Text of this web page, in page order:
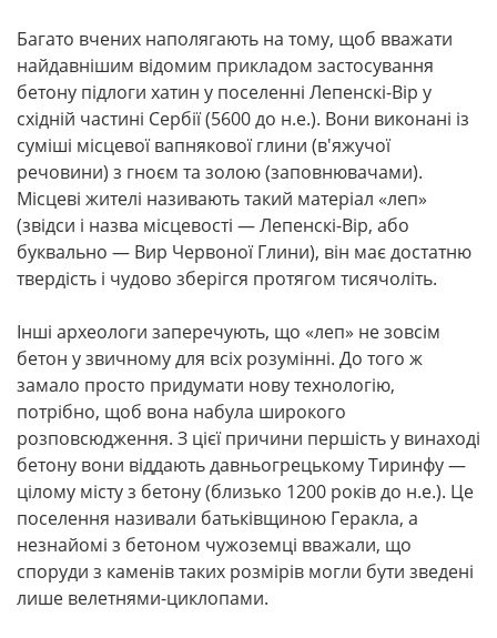
Багато вчених наполягають на тому, щоб вважати
найдавнішим відомим прикладом застосування
бетону підлоги хатин у поселенні Лепенскі-Вір у
східній частині Сербії (5600 до н.е.). Вони виконані із
суміші місцевої вапнякової глини (в'яжучої
речовини) з гноєм та золою (заповнювачами).
Місцеві жителі називають такий матеріал «леп»
(звідси і назва місцевості — Лепенскі-Вір, або
буквально — Вир Червоної Глини), він має достатню
твердість і чудово зберігся протягом тисячоліть.
Інші археологи заперечують, що «леп» не зовсім
бетон у звичному для всіх розумінні. До того ж
замало просто придумати нову технологію,
потрібно, щоб вона набула широкого
розповсюдження. З цієї причини першість у винаході
бетону вони віддають давньогрецькому Тиринфу —
цілому місту з бетону (близько 1200 років до н.е.). Це
поселення називали батьківщиною Геракла, а
незнайомі з бетоном чужоземці вважали, що
споруди з каменів таких розмірів могли бути зведені
лише велетнями-циклопами.